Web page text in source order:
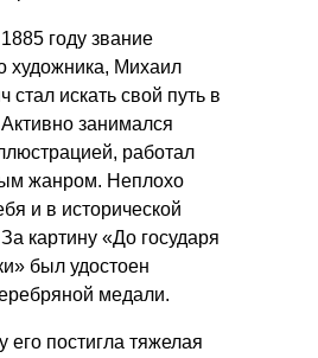
году звание
художника, Михаил
стал искать свой путь в
Активно занимался
работал
жанром. Неплохо
и в исторической
картину «До государя
был удостоен
медали.
его постигла тяжелая